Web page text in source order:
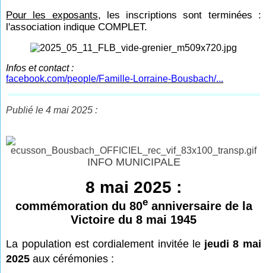
Pour les exposants, les inscriptions sont terminées :
l'association indique COMPLET.
Infos et contact :
facebook.com/people/Famille-Lorraine-Bousbach/...
Publié le 4 mai 2025 :
INFO MUNICIPALE
8 mai 2025 :
commémoration du 80eanniversaire de la
Victoire du 8 mai 1945
La population est cordialement invitée le jeudi 8 mai
2025 aux cérémonies :